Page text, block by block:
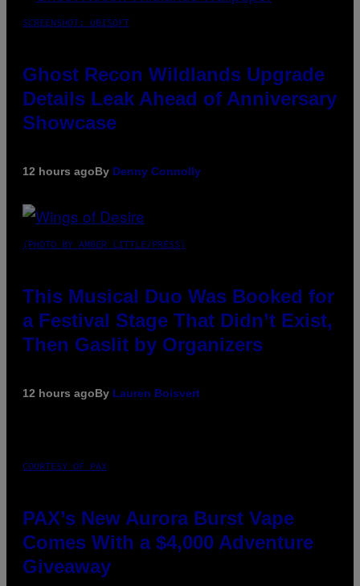
SCREENSHOT: UBISOFT
Ghost Recon Wildlands Upgrade
Details Leak Ahead of Anniversary
Showcase
12 hours agoBy Denny Connolly
(PHOTO BY AMBER LITTLE/PRESS)
This Musical Duo Was Booked for
a Festival Stage That Didn’t Exist,
Then Gaslit by Organizers
12 hours agoBy Lauren Boisvert
COURTESY OF PAX
PAX’s New Aurora Burst Vape
Comes With a $4,000 Adventure
Giveaway